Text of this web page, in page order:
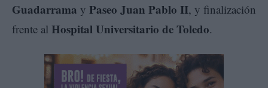
Guadarrama y Paseo Juan Pablo II, y finalización
frente al Hospital Universitario de Toledo.